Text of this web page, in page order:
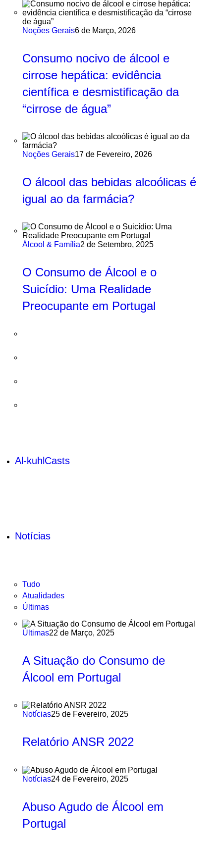
Noções Gerais6 de Março, 2026
Consumo nocivo de álcool e
cirrose hepática: evidência
científica e desmistificação da
“cirrose de água”
Noções Gerais17 de Fevereiro, 2026
O álcool das bebidas alcoólicas é
igual ao da farmácia?
Álcool & Família2 de Setembro, 2025
O Consumo de Álcool e o
Suicídio: Uma Realidade
Preocupante em Portugal
Al-kuhlCasts
Notícias
Tudo
Atualidades
Últimas
Últimas22 de Março, 2025
A Situação do Consumo de
Álcool em Portugal
Notícias25 de Fevereiro, 2025
Relatório ANSR 2022
Notícias24 de Fevereiro, 2025
Abuso Agudo de Álcool em
Portugal